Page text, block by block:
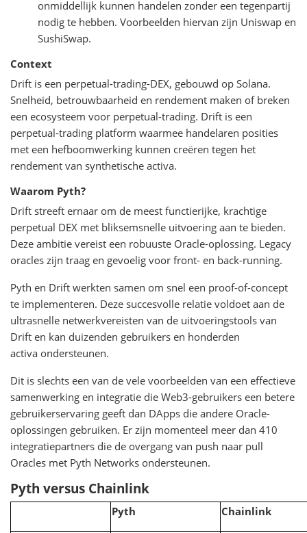
onmiddellijk kunnen handelen zonder een tegenpartij
nodig te hebben. Voorbeelden hiervan zijn Uniswap en
SushiSwap.
Context
Drift is een perpetual-trading-DEX, gebouwd op Solana.
Snelheid, betrouwbaarheid en rendement maken of breken
een ecosysteem voor perpetual-trading. Drift is een
perpetual-trading platform waarmee handelaren posities
met een hefboomwerking kunnen creëren tegen het
rendement van synthetische activa.
Waarom Pyth?
Drift streeft ernaar om de meest functierijke, krachtige
perpetual DEX met bliksemsnelle uitvoering aan te bieden.
Deze ambitie vereist een robuuste Oracle-oplossing. Legacy
oracles zijn traag en gevoelig voor front- en back-running.
Pyth en Drift werkten samen om snel een proof-of-concept
te implementeren. Deze succesvolle relatie voldoet aan de
ultrasnelle netwerkvereisten van de uitvoeringstools van
Drift en kan duizenden gebruikers en honderden
activa ondersteunen.
Dit is slechts een van de vele voorbeelden van een effectieve
samenwerking en integratie die Web3-gebruikers een betere
gebruikerservaring geeft dan DApps die andere Oracle-
oplossingen gebruiken. Er zijn momenteel meer dan 410
integratiepartners die de overgang van push naar pull
Oracles met Pyth Networks ondersteunen.
Pyth versus Chainlink
Pyth Chainlink